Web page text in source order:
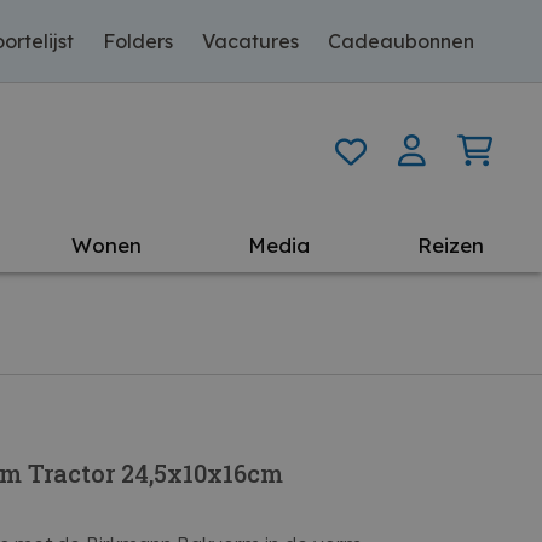
Folders Vacatures Cadeaubonnen
Wonen Media Reizen
Tractor 24,5x10x16cm